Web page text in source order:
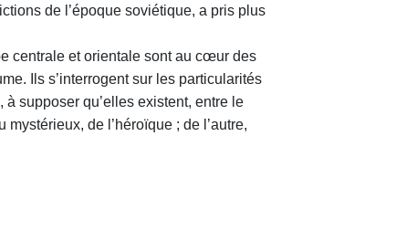
de l’époque soviétique, a pris plus
centrale et orientale sont au cœur des
Ils s’interrogent sur les particularités
supposer qu’elles existent, entre le
de l’héroïque ; de l’autre,